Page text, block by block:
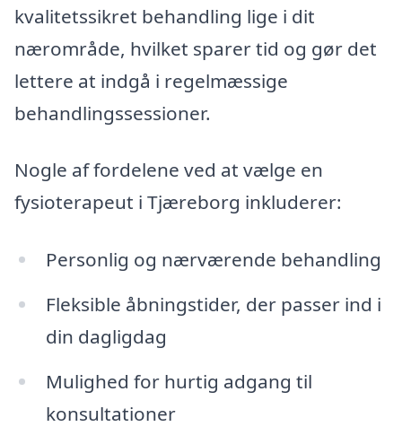
kvalitetssikret behandling lige i dit
nærområde, hvilket sparer tid og gør det
lettere at indgå i regelmæssige
behandlingssessioner.
Nogle af fordelene ved at vælge en
fysioterapeut i Tjæreborg inkluderer:
Personlig og nærværende behandling
Fleksible åbningstider, der passer ind i
din dagligdag
Mulighed for hurtig adgang til
konsultationer